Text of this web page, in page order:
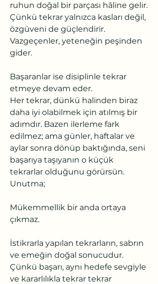
ruhun doğal bir parçası hâline gelir.
Çünkü tekrar yalnızca kasları değil,
özgüveni de güçlendirir.
Vazgeçenler, yeteneğin peşinden
gider.
Başaranlar ise disiplinle tekrar
etmeye devam eder.
Her tekrar, dünkü halinden biraz
daha iyi olabilmek için atılmış bir
adımdır. Bazen ilerleme fark
edilmez; ama günler, haftalar ve
aylar sonra dönüp baktığında, seni
başarıya taşıyanın o küçük
tekrarlar olduğunu görürsün.
Unutma;
Mükemmellik bir anda ortaya
çıkmaz.
İstikrarla yapılan tekrarların, sabrın
ve emeğin doğal sonucudur.
Çünkü başarı, aynı hedefe sevgiyle
ve kararlılıkla tekrar tekrar